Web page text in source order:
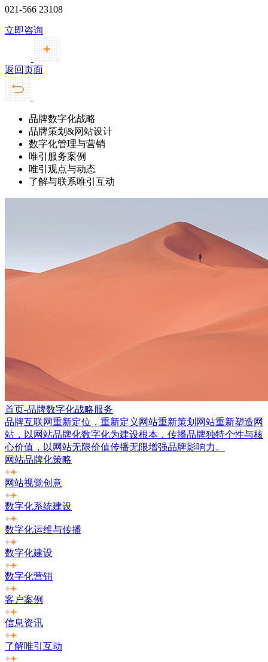
021-566 23108
立即咨询
返回页面
品牌数字化战略
品牌策划&网站设计
数字化管理与营销
唯引服务案例
唯引观点与动态
了解与联系唯引互动
首页-品牌数字化战略服务
品牌互联网重新定位，重新定义网站重新策划网站重新塑造网
站，以网站品牌化数字化为建设根本，传播品牌独特个性与核
心价值，以网站无限价值传播无限增强品牌影响力。
网站品牌化策略
网站视觉创意
数字化系统建设
数字化运维与传播
数字化建设
数字化营销
客户案例
信息资讯
了解唯引互动